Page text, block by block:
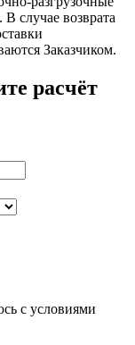
случае возврата
Заказчиком.
расчёт
с условиями